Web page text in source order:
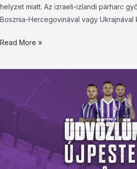
helyzet miatt. Az izraeli-izlandi párharc
Bosznia-Hercegovinával vagy Ukrajnával
Read More »
védő
első